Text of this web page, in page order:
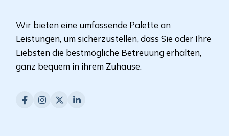
Wir bieten eine umfassende Palette an
Leistungen, um sicherzustellen, dass Sie oder Ihre
Liebsten die bestmögliche Betreuung erhalten,
ganz bequem in ihrem Zuhause.